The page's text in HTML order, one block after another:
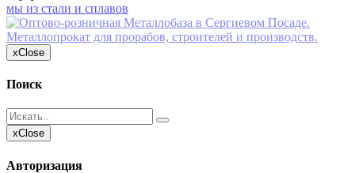
мы из стали и сплавов
xClose
Поиск
xClose
Авторизация